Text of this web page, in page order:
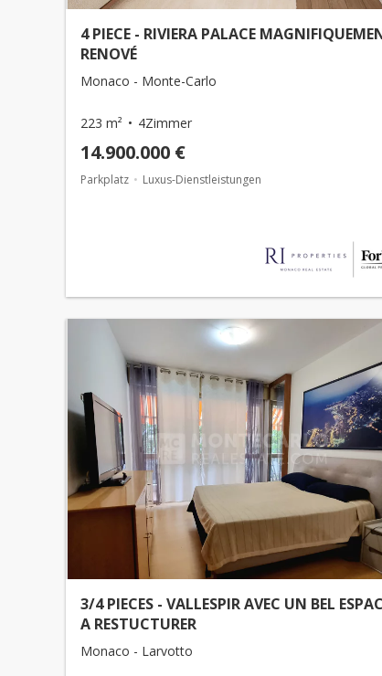
4 PIECE - RIVIERA PALACE
RENOVÉ
Monaco - Monte-Carlo
223 m² 4Zimmer
14.900.000 €
Parkplatz Luxus-Dienstleistungen
3/4 PIECES - VALLESPIR AVEC UN BEL
A RESTUCTURER
Monaco - Larvotto